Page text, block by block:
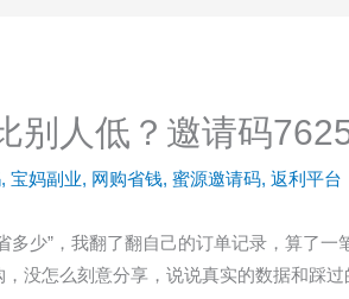
别人低？邀请码
,宝妈副业, 网购省钱,蜜源邀请码,返利平台
多少”，我翻了翻自己的订单记录，算了
没怎么刻意分享，说说真实的数据和踩过